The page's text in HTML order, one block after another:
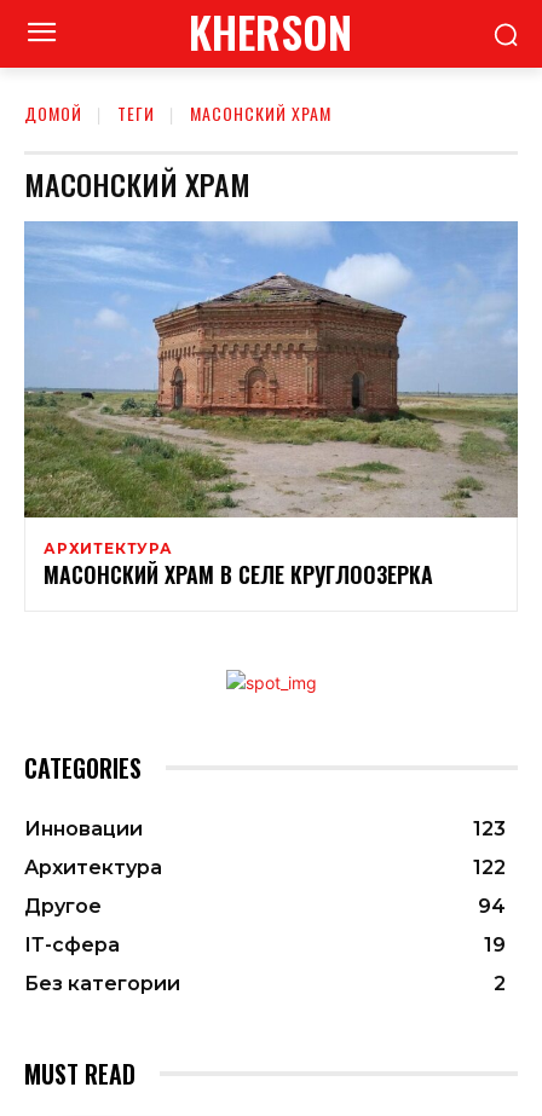
KHERSON
ДОМОЙ ТЕГИ МАСОНСКИЙ ХРАМ
МАСОНСКИЙ ХРАМ
АРХИТЕКТУРА
МАСОНСКИЙ ХРАМ В СЕЛЕ КРУГЛООЗЕРКА
CATEGORIES
Инновации
123
Архитектура
122
Другое
94
ІТ-сфера
19
Без категории
2
MUST READ